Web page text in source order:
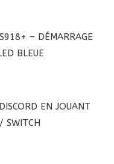
– DÉMARRAGE
BLEUE
EN JOUANT
SWITCH